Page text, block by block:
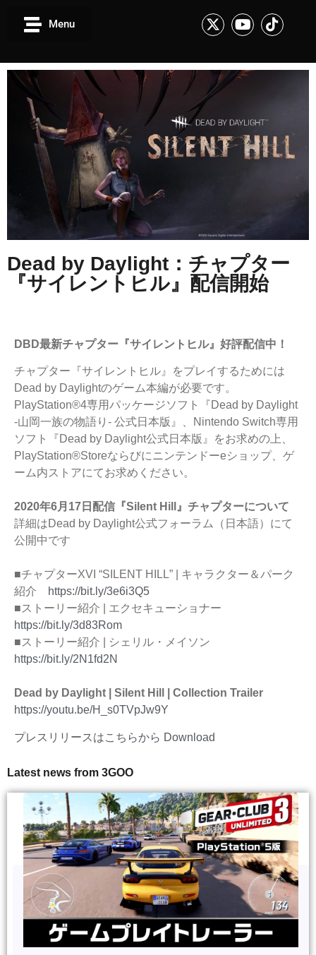
Menu
Dead by Daylight：チャプター
『サイレントヒル』配信開始
DBD最新チャプター『サイレントヒル』好評配信中！
チャプター『サイレントヒル』をプレイするためには
Dead by Daylightのゲーム本編が必要です。
PlayStation®4専用パッケージソフト『Dead by Daylight
-山岡一族の物語り- 公式日本版』、Nintendo Switch専用
ソフト『Dead by Daylight公式日本版』をお求めの上、
PlayStation®Storeならびにニンテンドーeショップ、ゲ
ーム内ストアにてお求めください。
2020年6月17日配信『Silent Hill』チャプターについて
詳細はDead by Daylight公式フォーラム（日本語）にて
公開中です
■チャプターXVI “SILENT HILL” | キャラクター＆パーク
紹介
https://bit.ly/3e6i3Q5
■ストーリー紹介 | エクセキューショナー
https://bit.ly/3d83Rom
■ストーリー紹介 | シェリル・メイソン
https://bit.ly/2N1fd2N
Dead by Daylight | Silent Hill | Collection Trailer
https://youtu.be/H_s0TVpJw9Y
プレスリリースはこちらから Download
Latest news from 3GOO